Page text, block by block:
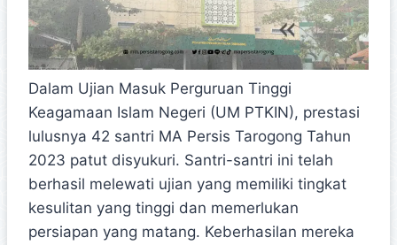
Dalam Ujian Masuk Perguruan Tinggi
Keagamaan Islam Negeri (UM PTKIN), prestasi
lulusnya 42 santri MA Persis Tarogong Tahun
2023 patut disyukuri. Santri-santri ini telah
berhasil melewati ujian yang memiliki tingkat
kesulitan yang tinggi dan memerlukan
persiapan yang matang. Keberhasilan mereka